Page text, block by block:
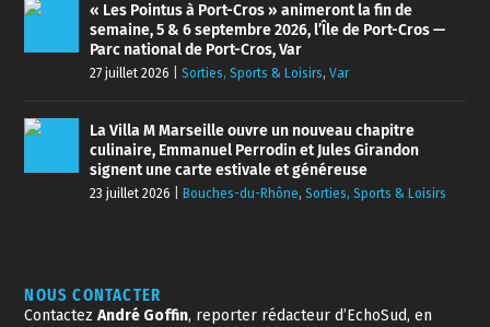
« Les Pointus à Port-Cros » animeront la fin de
semaine, 5 & 6 septembre 2026, l’Île de Port-Cros —
Parc national de Port-Cros, Var
27 juillet 2026 |Sorties, Sports & Loisirs,Var
La Villa M Marseille ouvre un nouveau chapitre
culinaire, Emmanuel Perrodin et Jules Girandon
signent une carte estivale et généreuse
23 juillet 2026 Bouches-du-Rhône,Sorties, Sports & Loisirs
NOUS CONTACTER
ContactezAndré Goffin, reporter rédacteur d’EchoSud, en